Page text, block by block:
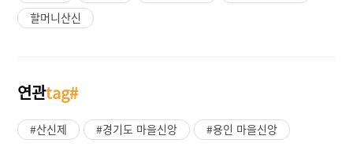
할머니산신
연관tag#
#산신제 #경기도 마을신앙 #용인 마을신앙